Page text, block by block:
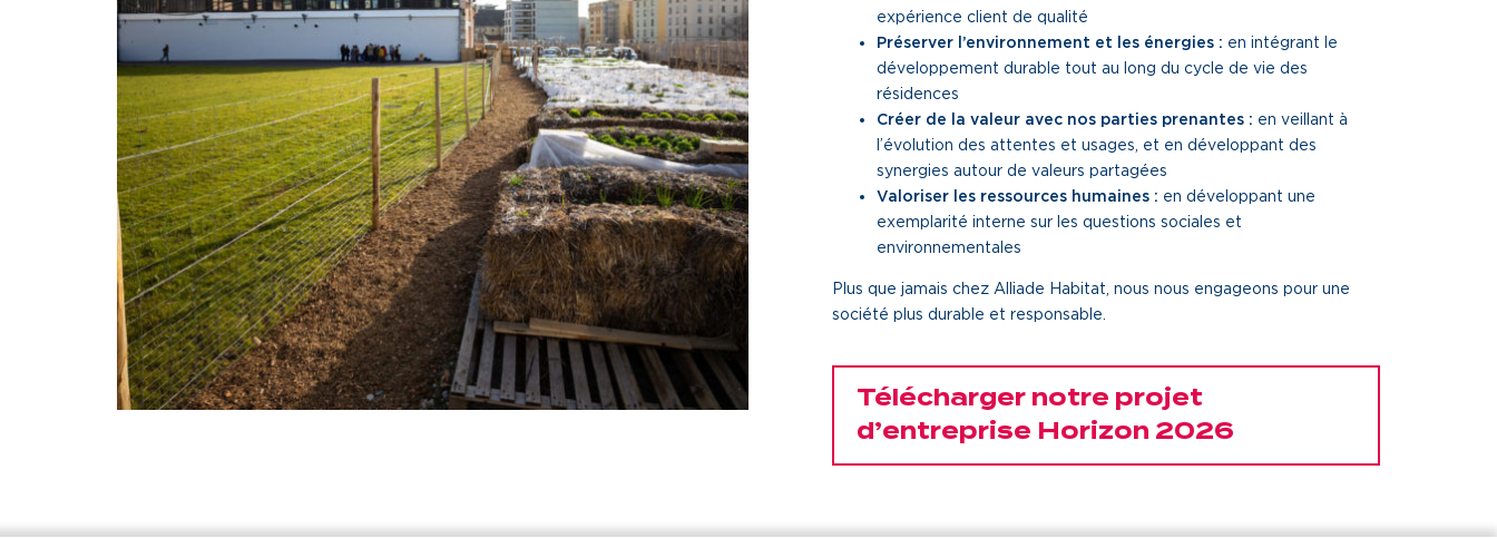
expérience client de qualité
Préserver l’environnement et les énergies : en intégrant le
développement durable tout au long du cycle de vie des
résidences
Créer de la valeur avec nos parties prenantes : en veillant à
l’évolution des attentes et usages, et en développant des
synergies autour de valeurs partagées
Valoriser les ressources humaines : en développant une
exemplarité interne sur les questions sociales et
environnementales
Plus que jamais chez Alliade Habitat, nous nous engageons pour une
société plus durable et responsable.
Télécharger notre projet
d’entreprise Horizon 2026